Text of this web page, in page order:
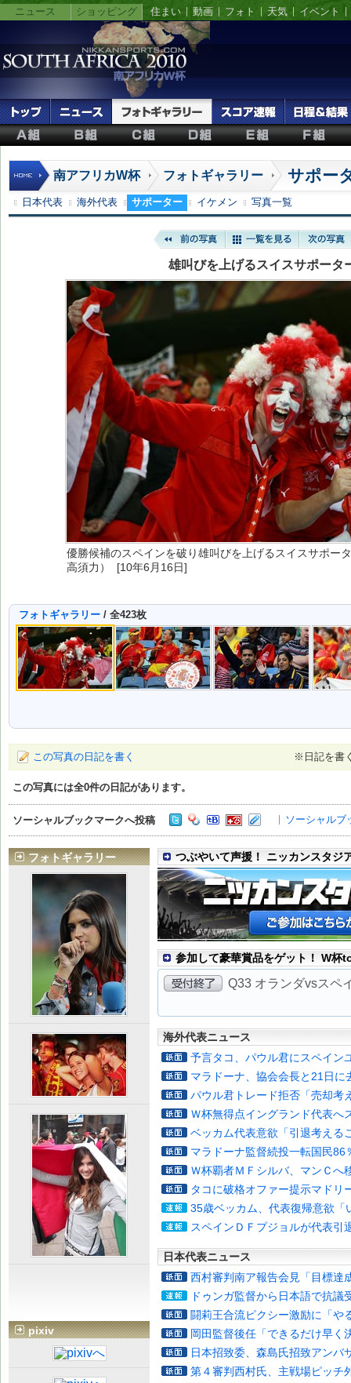
ニュース ショッピング 住まい 動画 フォト 天気 イベント
南アフリカW杯 フォトギャラリー サポー
日本代表 海外代表 サポーター イケメン 写真一覧
雄叫びを上げるスイスサポータ
優勝候補のスペインを破り雄叫びを上げるスイスサポー
高須力） [10年6月16日]
フォトギャラリー / 全423枚
この写真の日記を書く ※日記を書
この写真には全0件の日記があります。
ソーシャルブックマークへ投稿 ソーシャルブ
つぶやいて声援！ ニッカンスタジ
参加して豪華賞品をゲット！ W杯
Q33 オランダvsスペ
海外代表ニュース
予言タコ、パウル君にスペイン
マラドーナ、協会会長と21日に
パウル君トレード拒否「売却考
Ｗ杯無得点イングランド代表へ
ベッカム代表意欲「引退考える
マラドーナ監督続投一転国民86
Ｗ杯覇者ＭＦシルバ、マンＣへ
タコに破格オファー提示マドリ
35歳ベッカム、代表復帰意欲「
スペインＤＦプジョルが代表引
日本代表ニュース
西村審判南ア報告会見「目標達
ドゥンガ監督から日本語で抗議
闘莉王合流ピクシー激励に「や
岡田監督後任「できるだけ早く
日本招致委、森島氏招致アンバ
第４審判西村氏、主戦場ピッチ
フォトギャラリー
pixiv